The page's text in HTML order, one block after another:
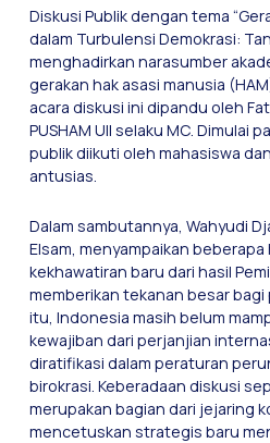
Diskusi Publik dengan tema
dalam Turbulensi Demokrasi:
menghadirkan narasumber
gerakan hak asasi manusia
acara diskusi ini dipandu oleh
PUSHAM UII selaku MC. Dimulai
publik diikuti oleh mahasiswa
antusias.
Dalam sambutannya, Wahyudi
Elsam, menyampaikan
kekhawatiran baru dari hasil
memberikan tekanan besar bagi
itu, Indonesia masih belum
kewajiban dari perjanjian
diratifikasi dalam peraturan
birokrasi. Keberadaan diskusi
merupakan bagian dari jejaring
mencetuskan strategis baru